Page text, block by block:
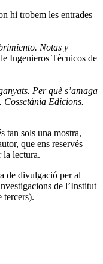
hi trobem les entrades
Notas y
Ingenieros Tècnicos de
Per què s’amaga
Cossetània Edicions.
tan sols una mostra,
que ens reservés
la lectura.
de divulgació per al
de l’Institut
tercers).